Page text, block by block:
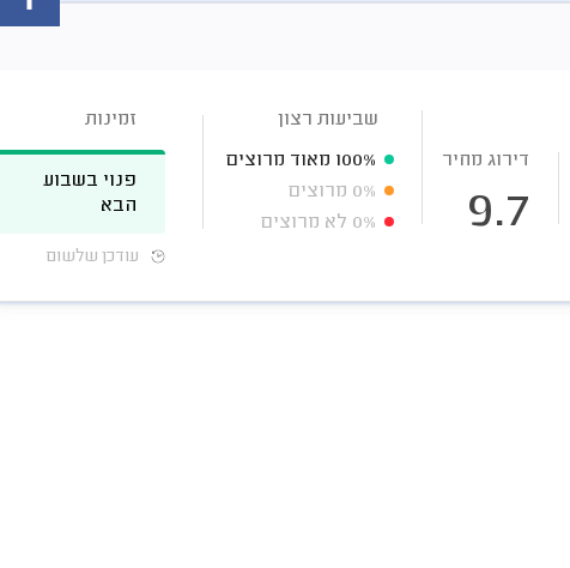
דירוג מחיר
9.7
שביעות רצון
100% מאוד מרוצים
0% מרוצים
0% לא מרוצים
זמינות
פנוי בשבוע
הבא
עודכן שלשום